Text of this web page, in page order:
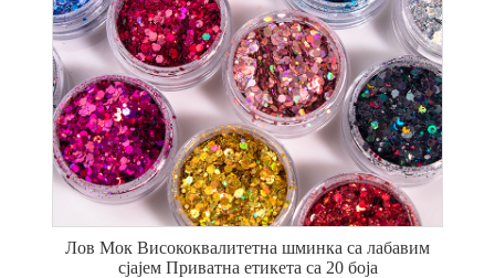
Лов Мок Висококвалитетна шминка са лабавим
сјајем Приватна етикета са 20 боја